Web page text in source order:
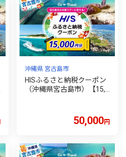
沖縄県 宮古島市
HISふるさと納税クーポン
（沖縄県宮古島市）【15,0
50,000円